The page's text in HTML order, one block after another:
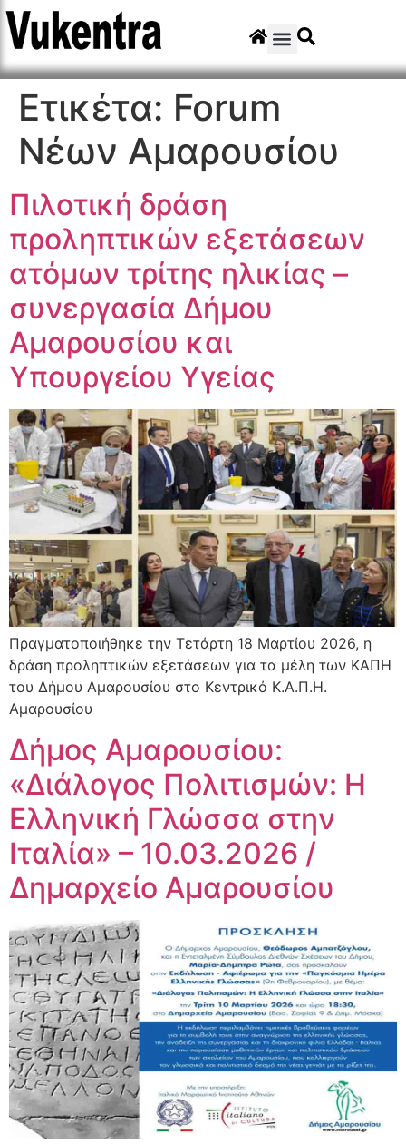
Ετικέτα: Forum
Νέων Αμαρουσίου
Πιλοτική δράση
προληπτικών εξετάσεων
ατόμων τρίτης ηλικίας –
συνεργασία Δήμου
Αμαρουσίου και
Υπουργείου Υγείας
Πραγματοποιήθηκε την Τετάρτη 18 Μαρτίου 2026, η
δράση προληπτικών εξετάσεων για τα μέλη των ΚΑΠΗ
του Δήμου Αμαρουσίου στο Κεντρικό Κ.Α.Π.Η.
Αμαρουσίου
Δήμος Αμαρουσίου:
«Διάλογος Πολιτισμών: Η
Ελληνική Γλώσσα στην
Ιταλία» – 10.03.2026 /
Δημαρχείο Αμαρουσίου